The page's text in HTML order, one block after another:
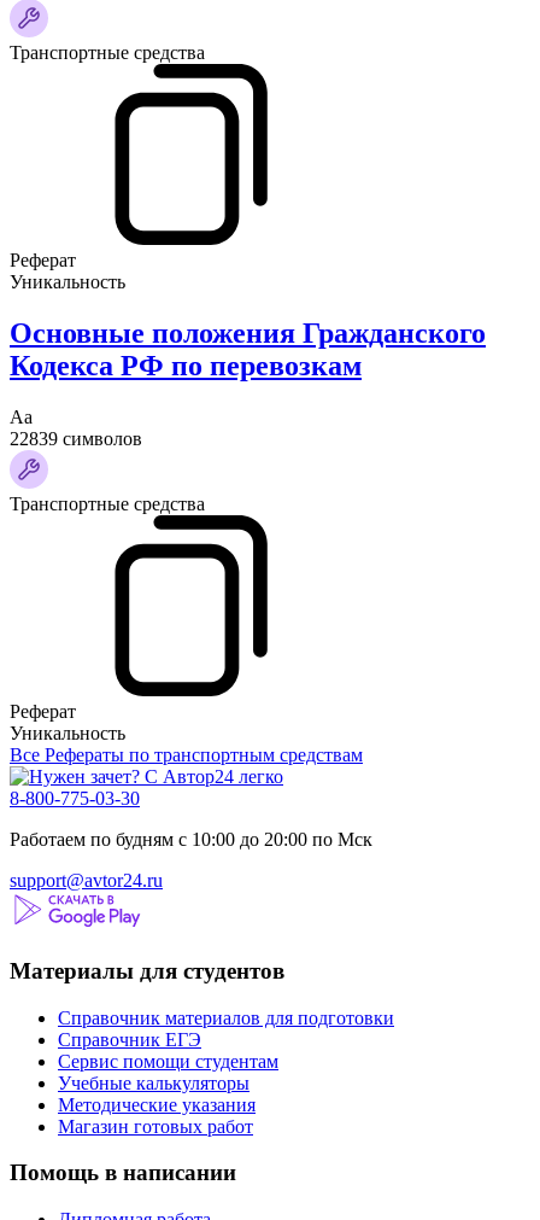
Транспортные средства
Реферат
Уникальность
Основные положения Гражданского
Кодекса РФ по перевозкам
Аа
22839 символов
Транспортные средства
Реферат
Уникальность
Все Рефераты по транспортным средствам
8-800-775-03-30
Работаем по будням с 10:00 до 20:00 по Мск
support@avtor24.ru
Материалы для студентов
Справочник материалов для подготовки
Справочник ЕГЭ
Сервис помощи студентам
Учебные калькуляторы
Методические указания
Магазин готовых работ
Помощь в написании